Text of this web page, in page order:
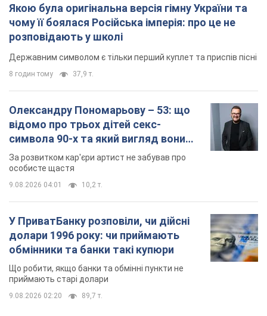
відомо про трьох дітей секс-
символа 90-х та який вигляд вони
мають
За розвитком кар'єри артист не забував про
У ПриватБанку розповіли, чи дійсні
долари 1996 року: чи приймають
обмінники та банки такі купюри
приймають старі долари